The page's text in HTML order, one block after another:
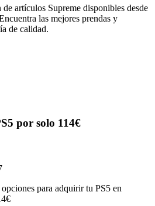
artículos Supreme disponibles desde
las mejores prendas y
de calidad.
por solo 114€
para adquirir tu PS5 en